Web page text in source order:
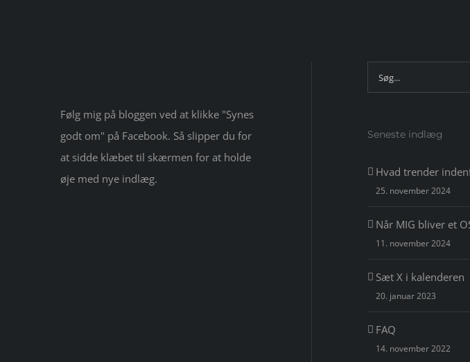
Følg mig på bloggen ved at klikke "Synes
godt om" på Facebook. Så slipper du for
at sidde klæbet til skærmen for at holde
øje med nye indlæg.
Søg
efter:
Seneste indlæg
Hvad trender
25. november 2024
Når MIG bliver et
11. november 2024
Sæt X i kalenderen
20. januar 2023
FAQ
14. november 2022